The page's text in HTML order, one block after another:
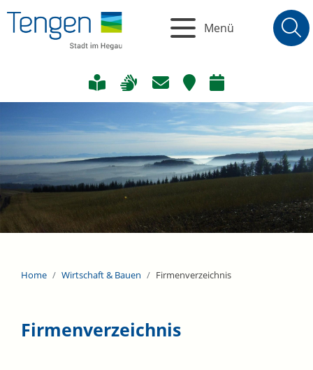
Menü
Home Wirtschaft & Bauen Firmenverzeichnis
Firmenverzeichnis